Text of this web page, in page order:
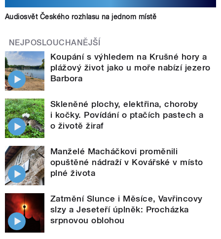
Audiosvět Českého rozhlasu na jednom místě
NEJPOSLOUCHANĚJŠÍ
Koupání s výhledem na Krušné hory a
plážový život jako u moře nabízí jezero
Barbora
Skleněné plochy, elektřina, choroby
i kočky. Povídání o ptačích pastech a
o životě žiraf
Manželé Macháčkovi proměnili
opuštěné nádraží v Kovářské v místo
plné života
Zatmění Slunce i Měsíce, Vavřincovy
slzy a Jeseteří úplněk: Procházka
srpnovou oblohou